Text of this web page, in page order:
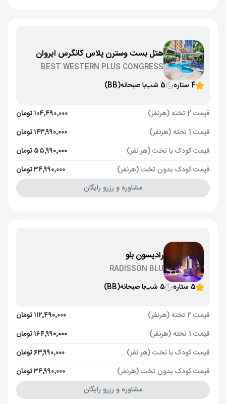
هتل بست وسترن پلاس کانگرس ایروان
BEST WESTERN PLUS CONGRESS
4 ستاره
5 شب با صبحانه(BB)
قیمت 2 تخته (هرنفر)
۱۰۴٬۴۹۰٬۰۰۰ تومان
قیمت 1 تخته (هرنفر)
۱۴۳٬۹۹۰٬۰۰۰ تومان
قیمت کودک با تخت (هر نفر)
۵۵٬۹۹۰٬۰۰۰ تومان
قیمت کودک بدون تخت (هرنفر)
۳۴٬۹۹۰٬۰۰۰ تومان
مشاوره و رزرو رایگان
رادیسون بلو
RADISSON BLU
5 ستاره
5 شب با صبحانه(BB)
قیمت 2 تخته (هرنفر)
۱۱۲٬۴۹۰٬۰۰۰ تومان
قیمت 1 تخته (هرنفر)
۱۶۴٬۹۹۰٬۰۰۰ تومان
قیمت کودک با تخت (هر نفر)
۶۳٬۹۹۰٬۰۰۰ تومان
قیمت کودک بدون تخت (هرنفر)
۳۴٬۹۹۰٬۰۰۰ تومان
مشاوره و رزرو رایگان